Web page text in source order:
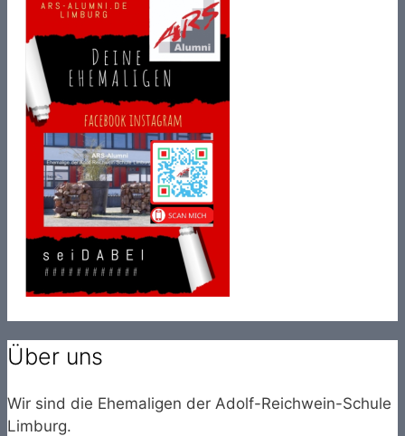
Über uns
Wir sind die Ehemaligen der Adolf-Reichwein-Schule
Limburg.